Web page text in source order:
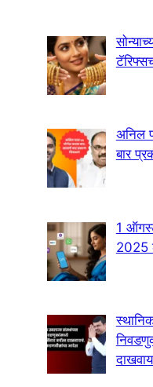
अनिल
बार
1
2025